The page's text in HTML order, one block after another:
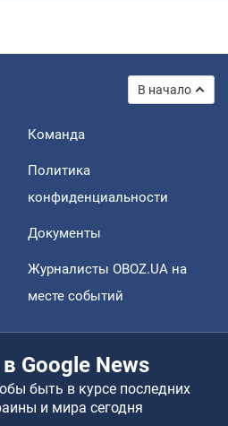
В начало
Команда
Политика
конфиденциальности
Документы
Журналисты OBOZ.UA на
месте событий
в Google News
быть в курсе последних
и мира сегодня